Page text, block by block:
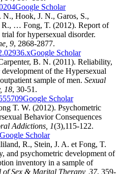
Google Scholar
N., Hook, J. N., Garos, S.,
… Fong, T. (2012). Report of
for hypersexual disorder.
9, 2868-2877.
Google Scholar
B. N. (2011). Reliability,
of the Hypersexual
sample of men. Sexual
18, 30-51.
Google Scholar
T. W. (2012). Psychometric
Behavior Consequences
Addictions, 1(3),115-122.
Google Scholar
R., Stein, J. A. et Fong, T.
and psychometric development of
inventory in a sample of
of Sex & Marital Therapy, 37, 359-